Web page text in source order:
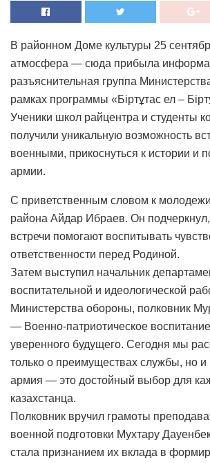
В районном Доме культуры 25
атмосфера — сюда прибыла
разъяснительная группа
рамках программы «Біртұтас ел –
Ученики школ райцентра и студенты
получили уникальную возможность
военными, прикоснуться к истории и
армии.
С приветственным словом к
района Айдар Ибраев. Он подчеркнул,
встречи помогают воспитывать
ответственности перед Родиной.
Затем выступил начальник
воспитательной и идеологической
Министерства обороны, полковник
— Военно-патриотическое
уверенного будущего. Сегодня мы
только о преимуществах службы, но и
армия — это достойный выбор для
казахстанца.
Полковник вручил грамоты
военной подготовки Мухтару
стала признанием их вклада в